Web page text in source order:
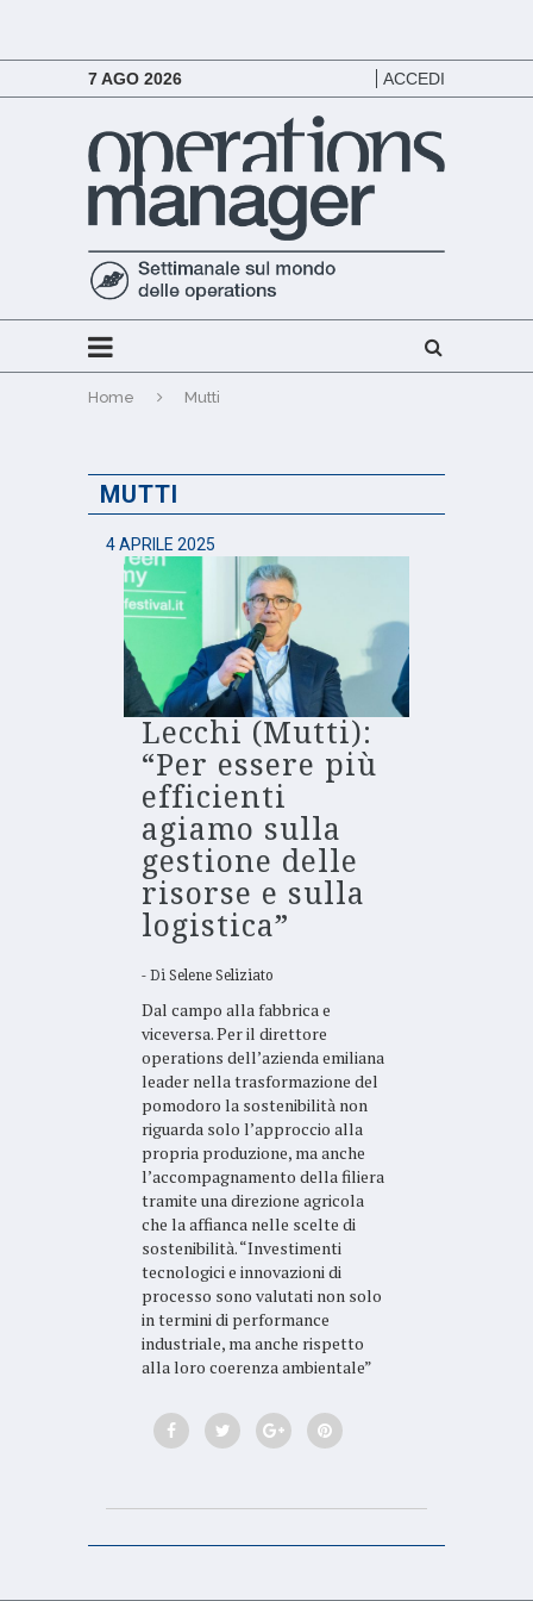
7 AGO 2026 ACCEDI
Home Mutti
MUTTI
4 APRILE 2025
Lecchi (Mutti):
“Per essere più
efficienti
agiamo sulla
gestione delle
risorse e sulla
logistica”
Di Selene Seliziato
Dal campo alla fabbrica e
viceversa. Per il direttore
operations dell’azienda emiliana
leader nella trasformazione del
pomodoro la sostenibilità non
riguarda solo l’approccio alla
propria produzione, ma anche
l’accompagnamento della filiera
tramite una direzione agricola
che la affianca nelle scelte di
sostenibilità. “Investimenti
tecnologici e innovazioni di
processo sono valutati non solo
in termini di performance
industriale, ma anche rispetto
alla loro coerenza ambientale”